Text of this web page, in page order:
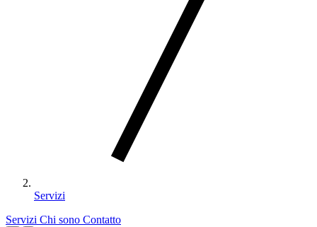
Servizi
Servizi Chi sono Contatto